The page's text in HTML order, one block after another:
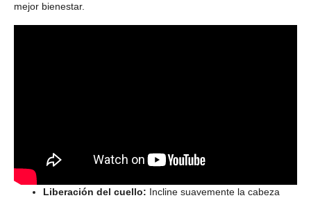
mejor bienestar.
Liberación del cuello: Incline suavemente la cabeza